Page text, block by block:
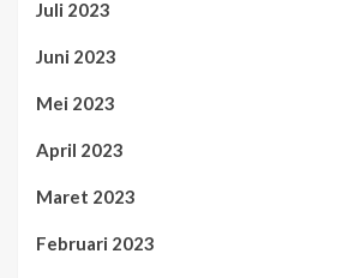
Juli 2023
Juni 2023
Mei 2023
April 2023
Maret 2023
Februari 2023